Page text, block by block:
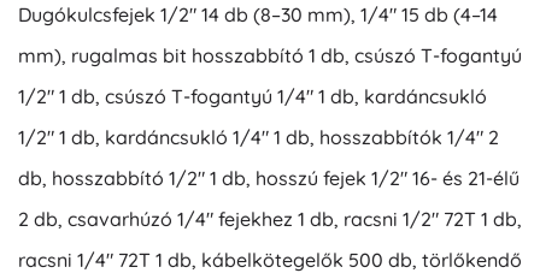
Dugókulcsfejek 1/2" 14 db (8–30 mm), 1/4" 15 db (4–14
mm), rugalmas bit hosszabbító 1 db, csúszó T-fogantyú
1/2" 1 db, csúszó T-fogantyú 1/4" 1 db, kardáncsukló
1/2" 1 db, kardáncsukló 1/4" 1 db, hosszabbítók 1/4" 2
db, hosszabbító 1/2" 1 db, hosszú fejek 1/2" 16- és 21-élű
2 db, csavarhúzó 1/4" fejekhez 1 db, racsni 1/2" 72T 1 db,
racsni 1/4" 72T 1 db, kábelkötegelők 500 db, törlőkendő